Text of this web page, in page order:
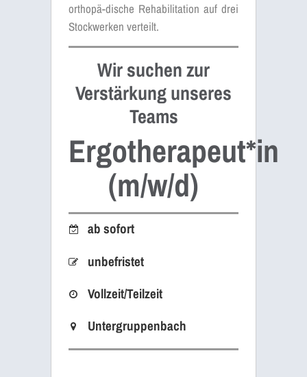
orthopä-dische Rehabilitation auf drei
Stockwerken verteilt.
Wir suchen zur
Verstärkung unseres
Teams
Ergotherapeut*in
(m/w/d)
ab sofort
unbefristet
Vollzeit/Teilzeit
Untergruppenbach